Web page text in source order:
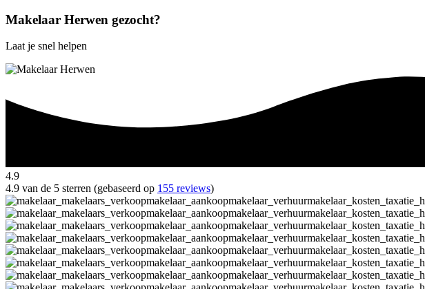
Makelaar Herwen gezocht?
Laat je snel helpen
4.9
4.9 van de 5 sterren (gebaseerd op 155 reviews)